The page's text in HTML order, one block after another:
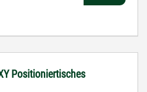
Positioniertisches